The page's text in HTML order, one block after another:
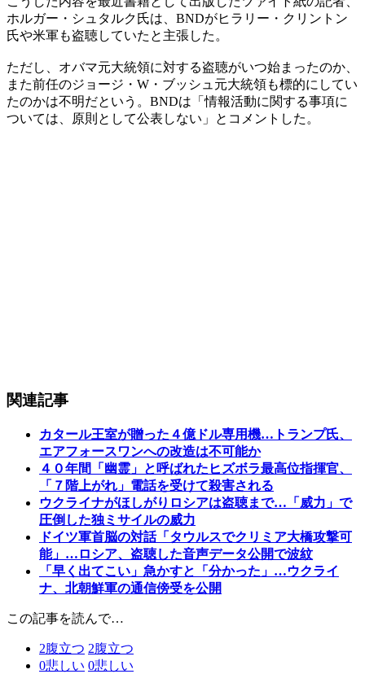
ホルガー・シュタルク氏は、BNDがヒラリー・クリントン
氏や米軍も盗聴していたと主張した。
ただし、オバマ元大統領に対する盗聴がいつ始まったのか、
また前任のジョージ・W・ブッシュ元大統領も標的にしてい
たのかは不明だという。BNDは「情報活動に関する事項に
ついては、原則として公表しない」とコメントした。
関連記事
カタール王室が贈った４億ドル専用機…トランプ氏、
エアフォースワンへの改造は不可能か
４０年間「幽霊」と呼ばれたヒズボラ最高位指揮官、
「７階上がれ」電話を受けて殺害される
ウクライナがほしがりロシアは盗聴まで…「威力」で
圧倒した独ミサイルの威力
ドイツ軍首脳の対話「タウルスでクリミア大橋攻撃可
能」…ロシア、盗聴した音声データ公開で波紋
「早く出てこい」急かすと「分かった」…ウクライ
ナ、北朝鮮軍の通信傍受を公開
この記事を読んで…
2腹立つ 2腹立つ
0悲しい 0悲しい